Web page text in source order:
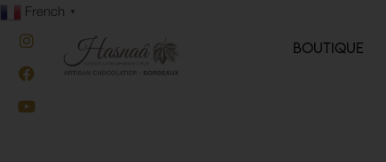
French ▼
BOUTIQUE